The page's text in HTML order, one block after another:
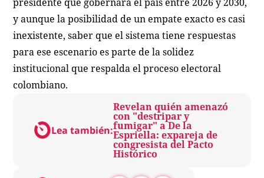
y aunque la posibilidad de un empate exacto es casi
inexistente, saber que el sistema tiene respuestas
para ese escenario es parte de la solidez
institucional que respalda el proceso electoral
colombiano.
Lea también:
Revelan quién amenazó
con "destripar y
fumigar" a De la
Espriella: expareja de
congresista del Pacto
Histórico